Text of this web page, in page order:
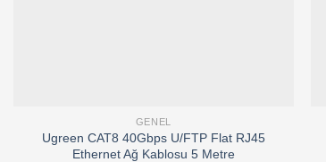
GENEL
Ugreen CAT8 40Gbps U/FTP Flat RJ45
Ethernet Ağ Kablosu 5 Metre